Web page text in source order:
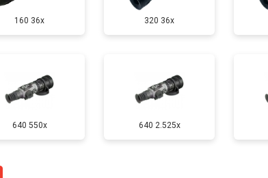
160 36x 320 36x
640 550x 640 2.525x